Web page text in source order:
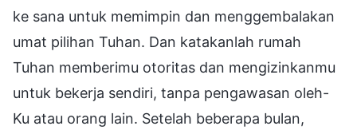
ke sana untuk memimpin dan menggembalakan
umat pilihan Tuhan. Dan katakanlah rumah
Tuhan memberimu otoritas dan mengizinkanmu
untuk bekerja sendiri, tanpa pengawasan oleh-
Ku atau orang lain. Setelah beberapa bulan,